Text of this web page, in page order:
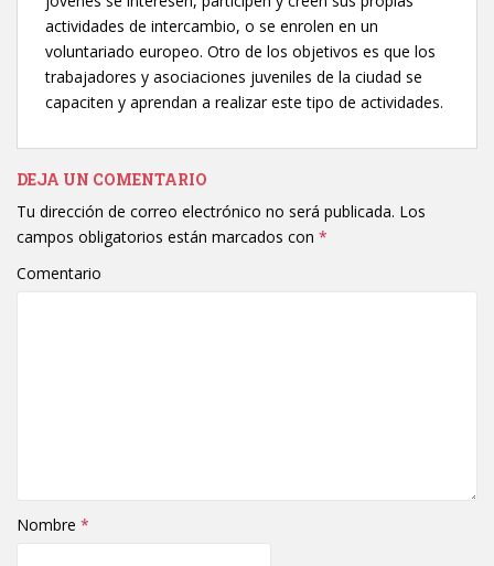
actividades de intercambio, o se enrolen en un
voluntariado europeo. Otro de los objetivos es que los
trabajadores y asociaciones juveniles de la ciudad se
capaciten y aprendan a realizar este tipo de actividades.
DEJA UN COMENTARIO
Tu dirección de correo electrónico no será publicada. Los
campos obligatorios están marcados con *
Comentario
Nombre *